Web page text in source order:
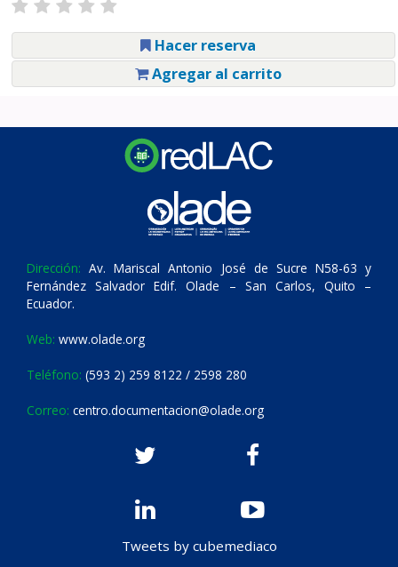
Hacer reserva
Agregar al carrito
Dirección: Av. Mariscal Antonio José de Sucre N58-63 y
Fernández Salvador Edif. Olade – San Carlos, Quito –
Ecuador.
Web: www.olade.org
Teléfono: (593 2) 259 8122 / 2598 280
Correo: centro.documentacion@olade.org
Tweets by cubemediaco